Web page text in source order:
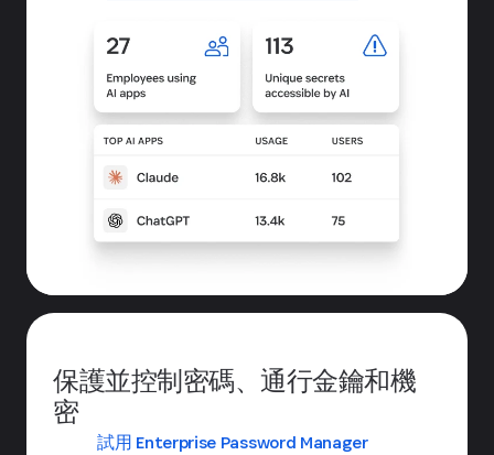
保護並控制密碼、通行金鑰和機
密
試用 Enterprise Password Manager